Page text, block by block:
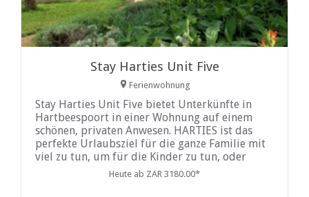
Stay Harties Unit Five
Ferienwohnung
Stay Harties Unit Five bietet Unterkünfte in
Hartbeespoort in einer Wohnung auf einem
schönen, privaten Anwesen. HARTIES ist das
perfekte Urlaubsziel für die ganze Familie mit
viel zu tun, um für die Kinder zu tun, oder
wenn ein romantischer Kurzurlaub das ist,
Heute ab ZAR 3180.00*